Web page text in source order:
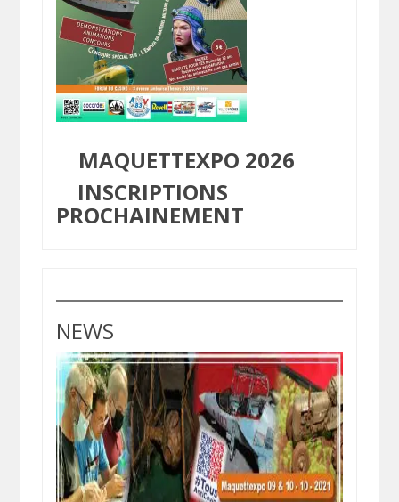
MAQUETTEXPO 2026
INSCRIPTIONS
PROCHAINEMENT
NEWS